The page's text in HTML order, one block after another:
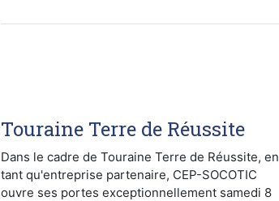
Touraine Terre de Réussite
Dans le cadre de Touraine Terre de Réussite, en
tant qu'entreprise partenaire, CEP-SOCOTIC
ouvre ses portes exceptionnellement samedi 8